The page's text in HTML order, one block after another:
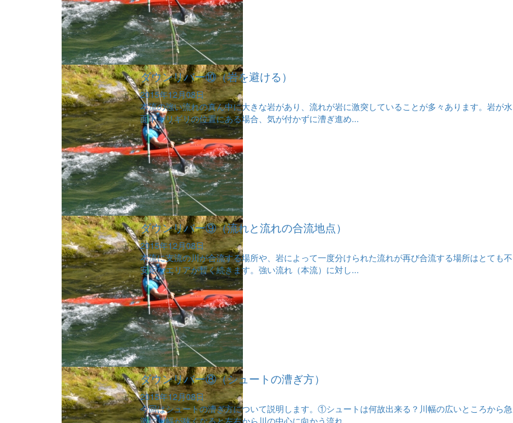
ダウンリバー⑩（岩を避ける）
2015年12月08日
本流の強い流れの真ん中に大きな岩があり、流れが岩に激突していることが多々あります。岩が水
面下ギリギリの位置にある場合、気が付かずに漕ぎ進め...
ダウンリバー⑨（流れと流れの合流地点）
2015年12月08日
本流に支流の川が合流する場所や、岩によって一度分けられた流れが再び合流する場所はとても不
安定なエリアが暫く続きます。強い流れ（本流）に対し...
ダウンリバー⑧（シュートの漕ぎ方）
2015年12月08日
今回はシュートの漕ぎ方について説明します。①シュートは何故出来る？川幅の広いところから急